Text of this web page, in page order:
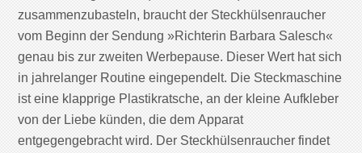
zusammenzubasteln, braucht der Steckhülsenraucher
vom Beginn der Sendung »Richterin Barbara Salesch«
genau bis zur zweiten Werbepause. Dieser Wert hat sich
in jahrelanger Routine eingependelt. Die Steckmaschine
ist eine klapprige Plastikratsche, an der kleine Aufkleber
von der Liebe künden, die dem Apparat
entgegengebracht wird. Der Steckhülsenraucher findet